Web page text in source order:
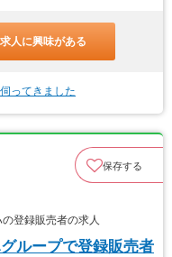
人に興味がある
ってきました
保存する
登録販売者の求人
ループで登録販売者